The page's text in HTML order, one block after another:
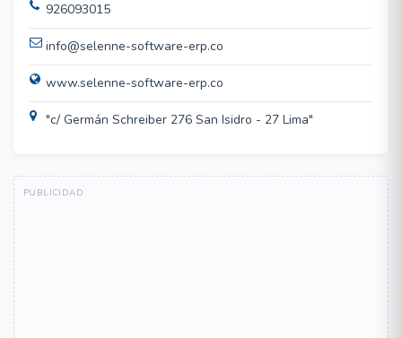
926093015
info@selenne-software-erp.co
www.selenne-software-erp.co
"c/ Germán Schreiber 276 San Isidro - 27 Lima"